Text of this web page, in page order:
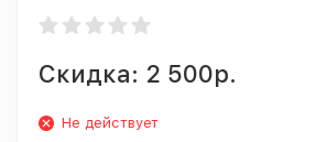
Скидка: 2 500р.
Не действует